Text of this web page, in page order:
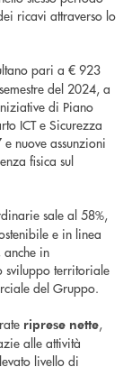
ricavi attraverso lo
pari a € 923
del 2024, a
di Piano
ICT e Sicurezza
nuove assunzioni
fisica sul
sale al 58%,
e in linea
in
sviluppo territoriale
del Gruppo.
riprese nette,
alle attività
livello di